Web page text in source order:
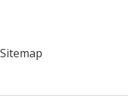
Sitemap